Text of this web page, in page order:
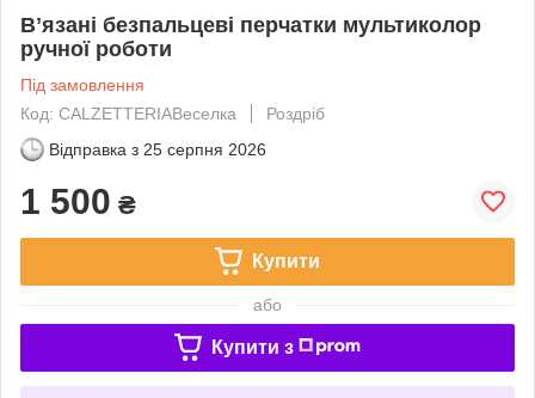
Вʼязані безпальцеві перчатки мультиколор
ручної роботи
Під замовлення
Код: CALZETTERIAВеселка
Роздріб
Відправка з 25 серпня 2026
1 500 ₴
Купити
або
Купити з